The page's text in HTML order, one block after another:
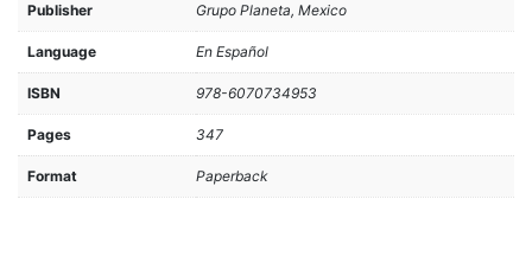
Publisher Grupo Planeta, Mexico
Language En Español
ISBN 978-6070734953
Pages 347
Format Paperback